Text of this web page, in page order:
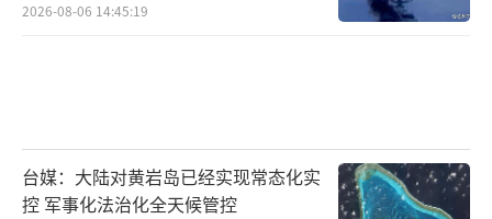
2026-08-06 14:45:19
台媒：大陆对黄岩岛已经实现常态化实
控 军事化法治化全天候管控